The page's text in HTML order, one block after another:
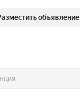
объявление